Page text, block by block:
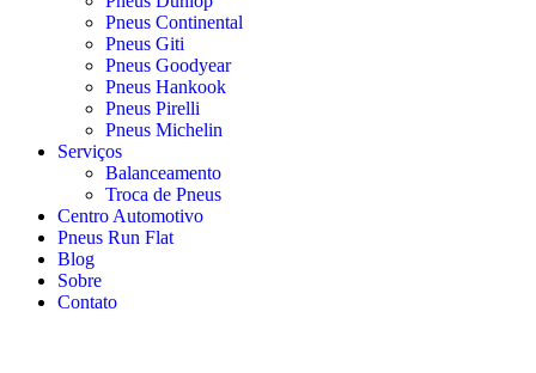
Pneus Continental
Pneus Giti
Pneus Goodyear
Pneus Hankook
Pneus Pirelli
Pneus Michelin
Serviços
Balanceamento
Troca de Pneus
Centro Automotivo
Pneus Run Flat
Blog
Sobre
Contato